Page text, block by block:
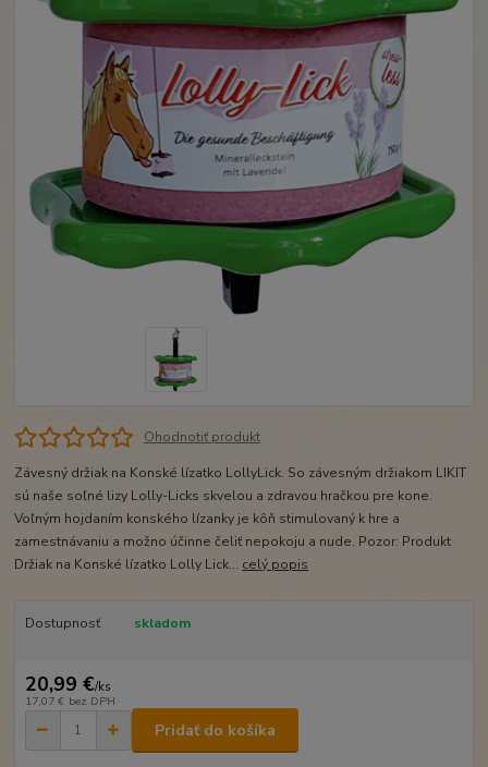
Ohodnotiť produkt
Závesný držiak na Konské lízatko LollyLick. So závesným držiakom LIKIT
sú naše soľné lizy Lolly-Licks skvelou a zdravou hračkou pre kone.
Voľným hojdaním konského lízanky je kôň stimulovaný k hre a
zamestnávaniu a možno účinne čeliť nepokoju a nude. Pozor: Produkt
Držiak na Konské lízatko Lolly Lick... celý popis
Dostupnosť skladom
20,99 €/ks
17,07 € bez DPH
Pridať do košíka